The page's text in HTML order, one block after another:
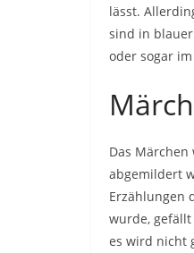
lässt.
sind in
oder sogar
Das
abgemildert
Erzählungen
wurde,
es wird nicht